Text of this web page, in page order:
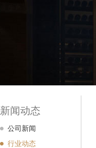
新闻动态
公司新闻
行业动态